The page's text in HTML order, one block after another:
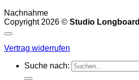
Nachnahme
Copyright 2026 © Studio Longboard
Vertrag widerrufen
Suche nach: